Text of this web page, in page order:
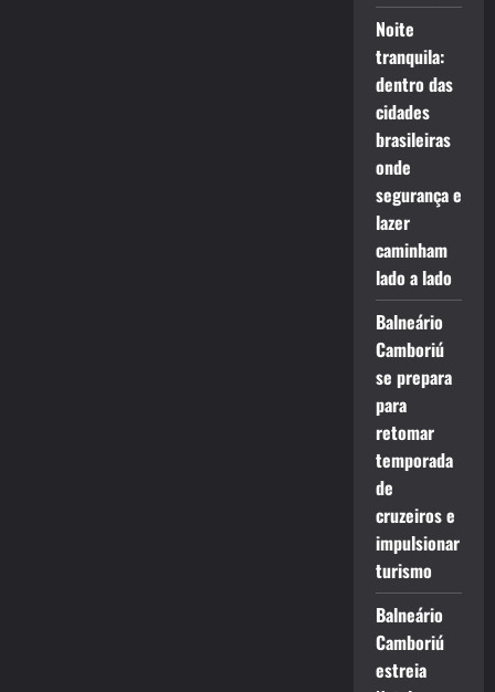
Noite
tranquila:
dentro das
cidades
brasileiras
onde
segurança e
lazer
caminham
lado a lado
Balneário
Camboriú
se prepara
para
retomar
temporada
de
cruzeiros e
impulsionar
turismo
Balneário
Camboriú
estreia